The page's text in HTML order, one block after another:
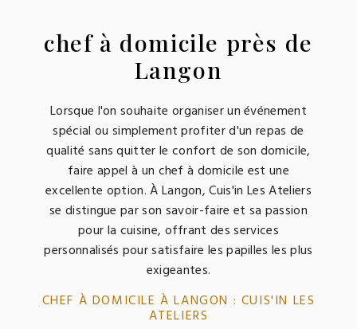
chef à domicile près de
Langon
Lorsque l'on souhaite organiser un événement
spécial ou simplement profiter d'un repas de
qualité sans quitter le confort de son domicile,
faire appel à un chef à domicile est une
excellente option. À Langon, Cuis'in Les Ateliers
se distingue par son savoir-faire et sa passion
pour la cuisine, offrant des services
personnalisés pour satisfaire les papilles les plus
exigeantes.
CHEF À DOMICILE À LANGON : CUIS'IN LES
ATELIERS